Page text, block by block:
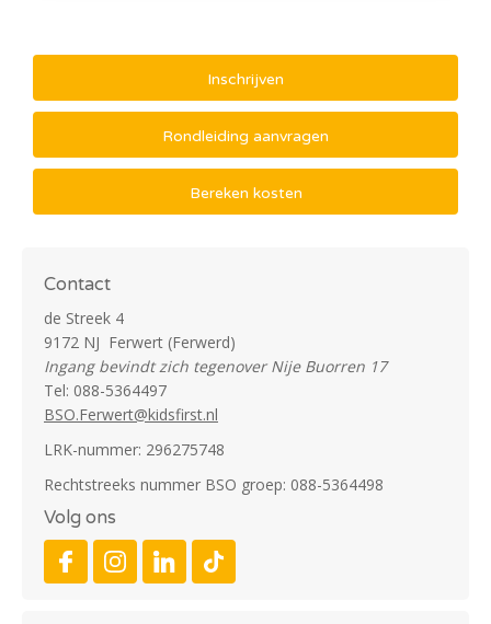
Inschrijven
Rondleiding aanvragen
Bereken kosten
Contact
de Streek 4
9172 NJ Ferwert (Ferwerd)
Ingang bevindt zich tegenover Nije Buorren 17
Tel: 088-5364497
BSO.Ferwert@kidsfirst.nl
LRK-nummer: 296275748
Rechtstreeks nummer BSO groep: 088-5364498
Volg ons